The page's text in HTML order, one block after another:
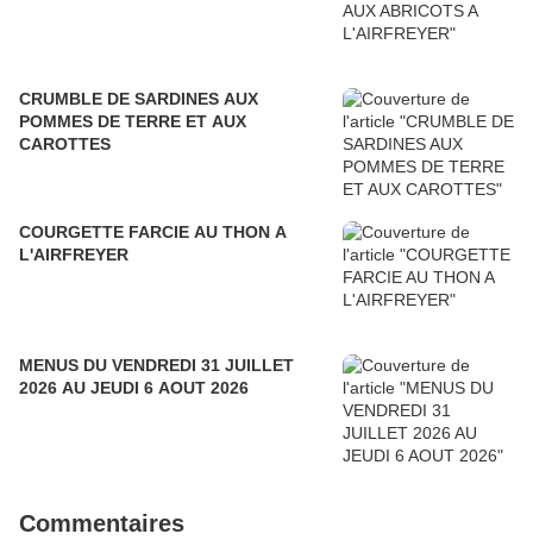
CRUMBLE DE SARDINES AUX
POMMES DE TERRE ET AUX
CAROTTES
COURGETTE FARCIE AU THON A
L'AIRFREYER
MENUS DU VENDREDI 31 JUILLET
2026 AU JEUDI 6 AOUT 2026
Commentaires